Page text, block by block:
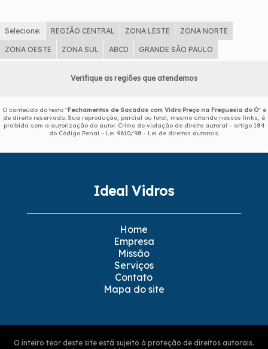
Selecione: REGIÃO CENTRAL ZONA LESTE ZONA NORTE
ZONA OESTE ZONA SUL ABCD GRANDE SÃO PAULO
Verifique as regiões que atendemos
O conteúdo do texto "Fechamentos de Sacadas com Vidro Preço na Freguesia do Ó" é
de direito reservado. Sua reprodução, parcial ou total, mesmo citando nossos links, é
proibida sem a autorização do autor. Crime de violação de direito autoral – artigo 184
do Código Penal – Lei 9610/98 - Lei de direitos autorais.
Ideal Vidros
Home
Empresa
Missão
Serviços
Contato
Mapa do site
O inteiro teor deste site está sujeito à proteção de direitos autorais.